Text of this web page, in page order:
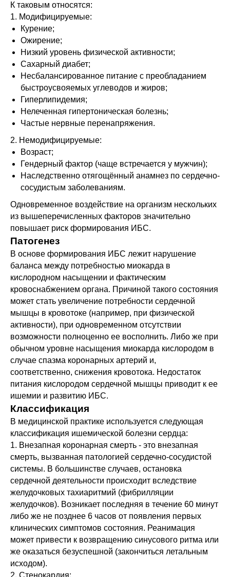
К таковым относятся:
1. Модифицируемые:
Курение;
Ожирение;
Низкий уровень физической активности;
Сахарный диабет;
Несбалансированное питание с преобладанием
быстроусвояемых углеводов и жиров;
Гиперлипидемия;
Нелеченная гипертоническая болезнь;
Частые нервные перенапряжения.
2. Немодифицируемые:
Возраст;
Гендерный фактор (чаще встречается у мужчин);
Наследственно отягощённый анамнез по сердечно-
сосудистым заболеваниям.
Одновременное воздействие на организм нескольких
из вышеперечисленных факторов значительно
повышает риск формирования ИБС.
Патогенез
В основе формирования ИБС лежит нарушение
баланса между потребностью миокарда в
кислородном насыщении и фактическим
кровоснабжением органа. Причиной такого состояния
может стать увеличение потребности сердечной
мышцы в кровотоке (например, при физической
активности), при одновременном отсутствии
возможности полноценно ее восполнить. Либо же при
обычном уровне насыщения миокарда кислородом в
случае спазма коронарных артерий и,
соответственно, снижения кровотока. Недостаток
питания кислородом сердечной мышцы приводит к ее
ишемии и развитию ИБС.
Классификация
В медицинской практике используется следующая
классификация ишемической болезни сердца:
1. Внезапная коронарная смерть - это внезапная
смерть, вызванная патологией сердечно-сосудистой
системы. В большинстве случаев, остановка
сердечной деятельности происходит вследствие
желудочковых тахиаритмий (фибрилляции
желудочков). Возникает последняя в течение 60 минут
либо же не позднее 6 часов от появления первых
клинических симптомов состояния. Реанимация
может привести к возвращению синусового ритма или
же оказаться безуспешной (закончиться летальным
исходом).
2. Стенокардия: